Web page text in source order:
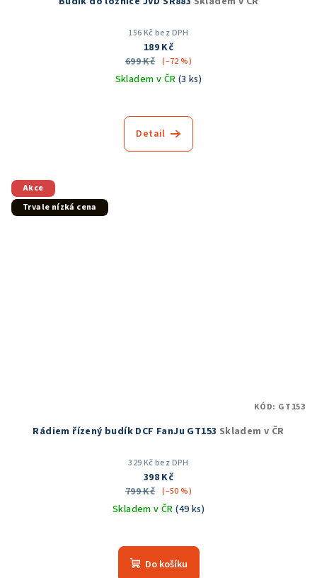
156 Kč bez DPH
189 Kč
699 Kč (–72 %)
Skladem v ČR (3 ks)
Detail
Akce
Trvale nízká cena
Rádiem řízený budík DCF FanJu GT153 Skladem v ČR
329 Kč bez DPH
398 Kč
799 Kč (–50 %)
Skladem v ČR(49 ks)
hodnocení
produktu
Do košíku
KÓD: GT153